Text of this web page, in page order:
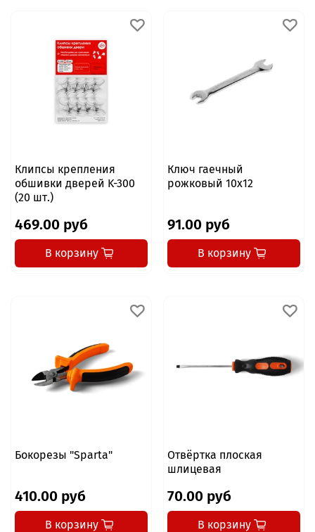
Клипсы крепления
обшивки дверей K-300
(20 шт.)
469.00 руб
В корзину
Ключ гаечный
рожковый 10x12
91.00 руб
В корзину
Бокорезы "Sparta"
410.00 руб
В корзину
Отвёртка плоская
шлицевая
70.00 руб
В корзину